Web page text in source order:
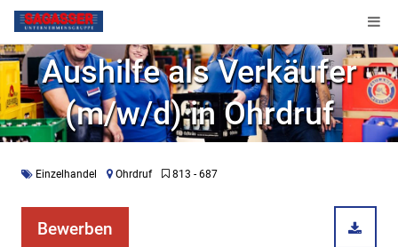
Aushilfe als Verkäufer
(m/w/d) in Ohrdruf
Einzelhandel Ohrdruf 813 - 687
Bewerben